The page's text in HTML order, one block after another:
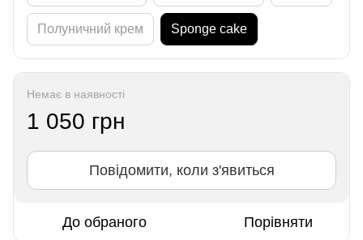
Полуничний крем Sponge cake
Немає в наявності
1 050 грн
Повідомити, коли з'явиться
До обраного Порівняти